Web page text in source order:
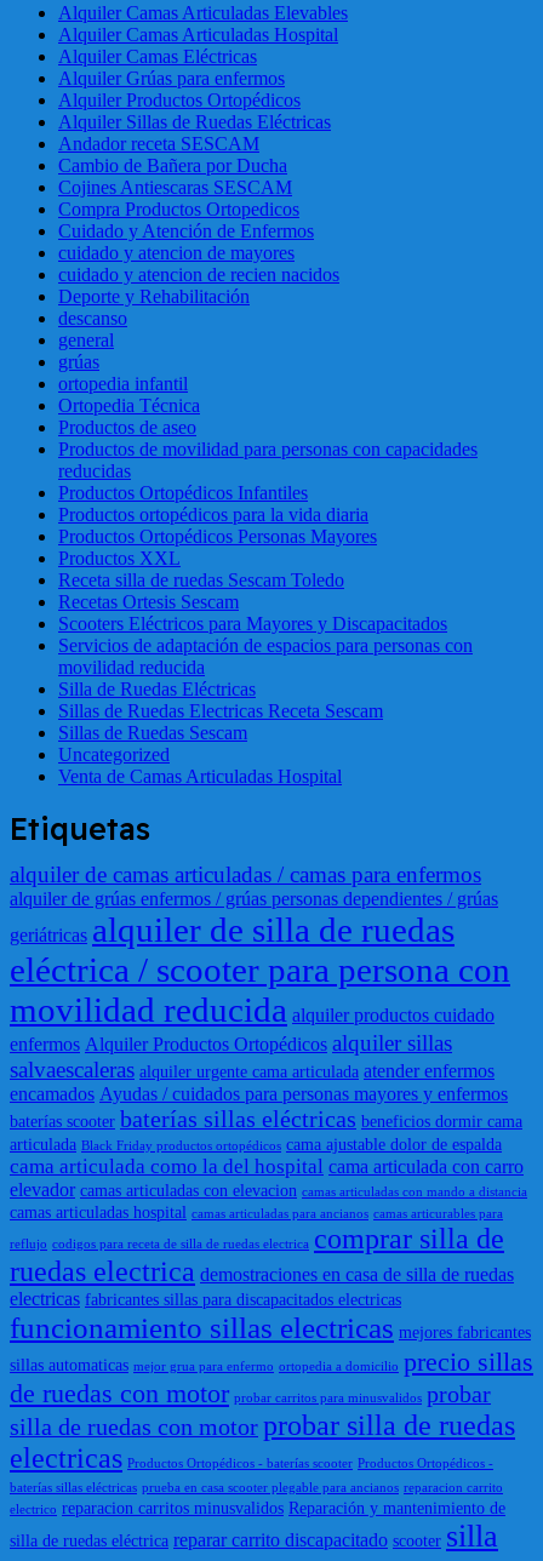
Alquiler Camas Articuladas Elevables
Alquiler Camas Articuladas Hospital
Alquiler Camas Eléctricas
Alquiler Grúas para enfermos
Alquiler Productos Ortopédicos
Alquiler Sillas de Ruedas Eléctricas
Andador receta SESCAM
Cambio de Bañera por Ducha
Cojines Antiescaras SESCAM
Compra Productos Ortopedicos
Cuidado y Atención de Enfermos
cuidado y atencion de mayores
cuidado y atencion de recien nacidos
Deporte y Rehabilitación
descanso
general
grúas
ortopedia infantil
Ortopedia Técnica
Productos de aseo
Productos de movilidad para personas con capacidades
reducidas
Productos Ortopédicos Infantiles
Productos ortopédicos para la vida diaria
Productos Ortopédicos Personas Mayores
Productos XXL
Receta silla de ruedas Sescam Toledo
Recetas Ortesis Sescam
Scooters Eléctricos para Mayores y Discapacitados
Servicios de adaptación de espacios para personas con
movilidad reducida
Silla de Ruedas Eléctricas
Sillas de Ruedas Electricas Receta Sescam
Sillas de Ruedas Sescam
Uncategorized
Venta de Camas Articuladas Hospital
Etiquetas
alquiler de camas articuladas / camas para enfermos
alquiler de grúas enfermos / grúas personas dependientes / grúas
geriátricas alquiler de silla de ruedas
eléctrica / scooter para persona con
movilidad reducida alquiler productos cuidado
enfermos Alquiler Productos Ortopédicos alquiler sillas
salvaescaleras alquiler urgente cama articulada atender enfermos
encamados Ayudas / cuidados para personas mayores y enfermos
baterías scooter baterías sillas eléctricas beneficios dormir cama
articulada Black Friday productos ortopédicos cama ajustable dolor de espalda
cama articulada como la del hospital cama articulada con carro
elevador camas articuladas con elevacion camas articuladas con mando a distancia
camas articuladas hospital camas articuladas para ancianos camas articurables para
reflujo codigos para receta de silla de ruedas electrica comprar silla de
ruedas electrica demostraciones en casa de silla de ruedas
electricas fabricantes sillas para discapacitados electricas
funcionamiento sillas electricas mejores fabricantes
sillas automaticas mejor grua para enfermo ortopedia a domicilio precio sillas
de ruedas con motor probar carritos para minusvalidos probar
silla de ruedas con motorprobar silla de ruedas
electricas Productos Ortopédicos - baterías scooter Productos Ortopédicos -
baterías sillas eléctricas prueba en casa scooter plegable para ancianos reparacion carrito
electrico reparacion carritos minusvalidos Reparación y mantenimiento de
silla de ruedas eléctrica reparar carrito discapacitado scooter silla